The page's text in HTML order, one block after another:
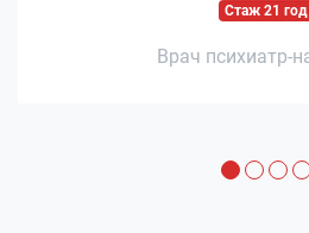
Стаж 21 год
Врач психиатр-